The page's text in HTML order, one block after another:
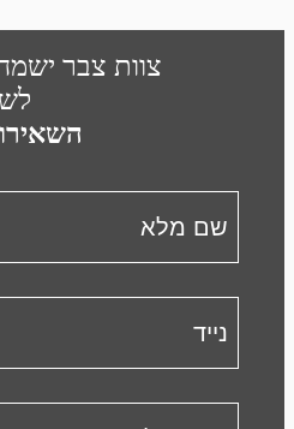
צוות צבר